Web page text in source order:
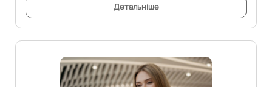
Детальніше